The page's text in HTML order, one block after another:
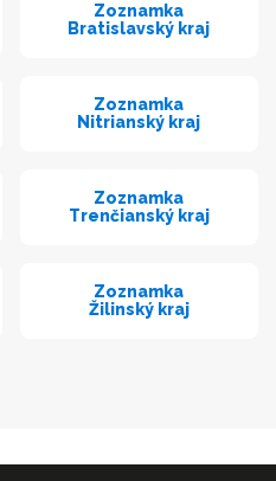
Zoznamka
Bratislavský kraj
Zoznamka
Nitrianský kraj
Zoznamka
Trenčianský kraj
Zoznamka
Žilinský kraj